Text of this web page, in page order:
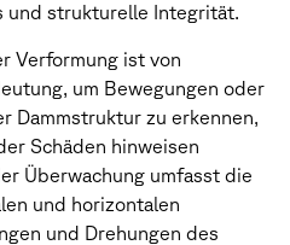
und strukturelle Integrität.
Verformung ist von
um Bewegungen oder
Dammstruktur zu erkennen,
Schäden hinweisen
Überwachung umfasst die
und horizontalen
und Drehungen des